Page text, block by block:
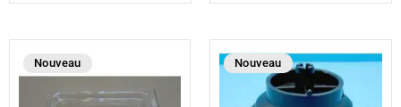
Nouveau Nouveau